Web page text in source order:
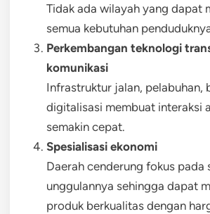
Tidak ada wilayah yang dapat
semua kebutuhan
Perkembangan teknologi
komunikasi
Infrastruktur jalan, pelabuhan,
digitalisasi membuat interaksi
semakin cepat.
Spesialisasi ekonomi
Daerah cenderung fokus pada
unggulannya sehingga dapat
produk berkualitas dengan